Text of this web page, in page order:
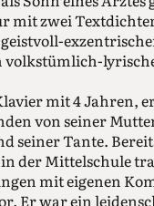
mit zwei
geistvoll-
volkstümlich-
mit 4 Jahren,
von seiner
seiner Tante.
der Mittelschule
mit eigenen
Er war ein